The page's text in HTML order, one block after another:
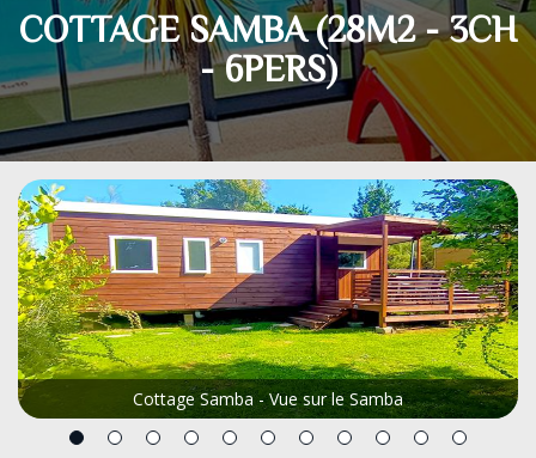
COTTAGE SAMBA (28M2 - 3CH
- 6PERS)
Cottage Samba - Vue sur le Samba